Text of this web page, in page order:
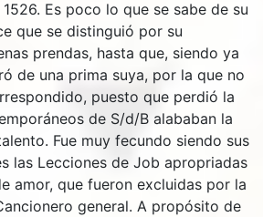
Es poco lo que se sabe de su
que se distinguió por su
prendas, hasta que, siendo ya
de una prima suya, por la que no
puesto que perdió la
de S/d/B alababan la
Fue muy fecundo siendo sus
las Lecciones de Job apropriadas
amor, que fueron excluidas por la
general. A propósito de